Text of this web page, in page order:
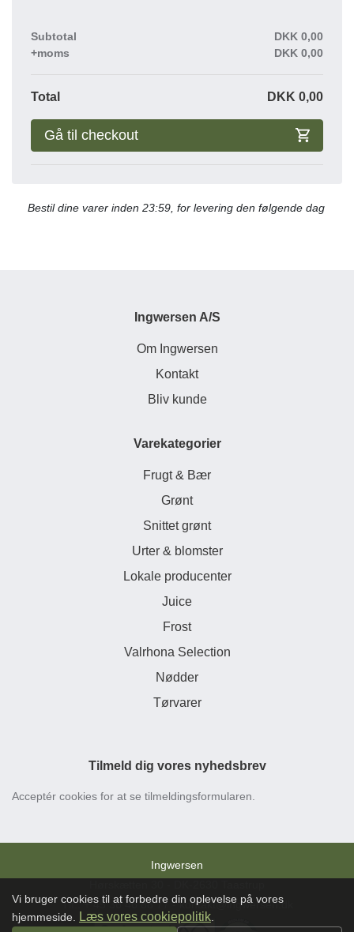
Subtotal DKK 0,00
+moms
DKK 0,00
Total DKK 0,00
Gå til checkout
Bestil dine varer inden 23:59, for levering den følgende dag
Ingwersen A/S
Om Ingwersen
Kontakt
Bliv kunde
Varekategorier
Frugt & Bær
Grønt
Snittet grønt
Urter & blomster
Lokale producenter
Juice
Frost
Valrhona Selection
Nødder
Tørvarer
Tilmeld dig vores nyhedsbrev
Acceptér cookies for at se tilmeldingsformularen.
Ingwersen
Tlf:. + 45 36 46 88 77 - kontakt@ingwersen.dk
Vi bruger cookies til at forbedre din oplevelse på vores
hjemmeside.
Læs vores cookiepolitik